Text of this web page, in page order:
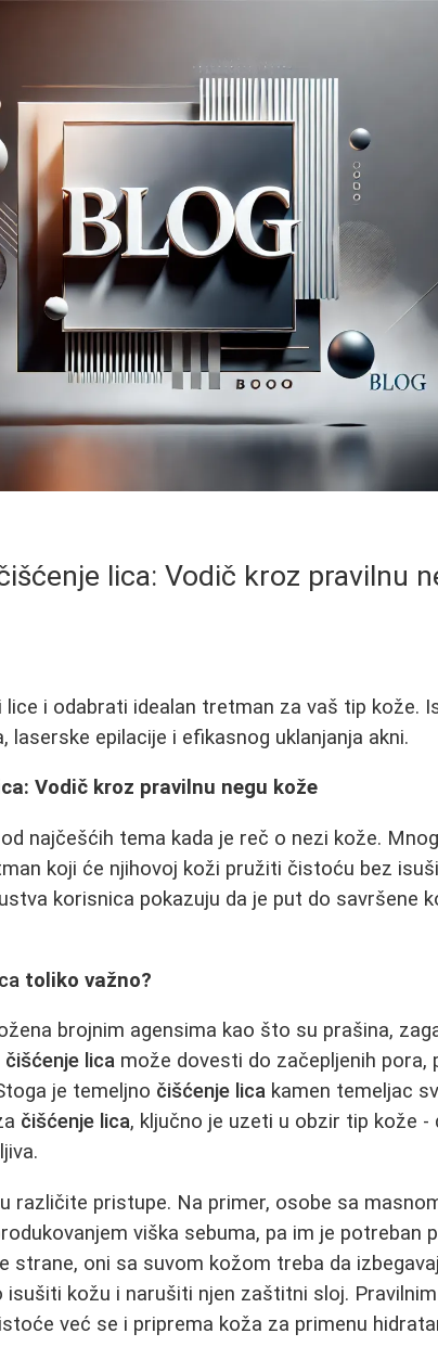
lica: Vodič kroz pravilnu
i odabrati idealan tretman za vaš tip kože.
epilacije i efikasnog uklanjanja akni.
Vodič kroz pravilnu negu kože
najčešćih tema kada je reč o nezi kože.
koji će njihovoj koži pružiti čistoću bez
korisnica pokazuju da je put do savršene
toliko važno?
brojnim agensima kao što su prašina,
čišćenje lica može dovesti do začepljenih pora,
je temeljno čišćenje lica kamen temeljac
čišćenje lica, ključno je uzeti u obzir tip kože -
različite pristupe. Na primer, osobe sa
viška sebuma, pa im je potreban
strane, oni sa suvom kožom treba da
kožu i narušiti njen zaštitni sloj. Pravilnim
već se i priprema koža za primenu